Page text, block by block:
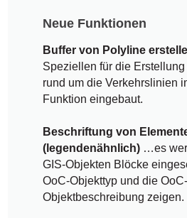
Neue Funktionen
Buffer von Polyline
Speziellen für die
rund um die Verkehrslinien
Funktion eingebaut.
Beschriftung von
(legendenähnlich) …es
GIS-Objekten Blöcke
OoC-Objekttyp und die OoC-
Objektbeschreibung zeigen.